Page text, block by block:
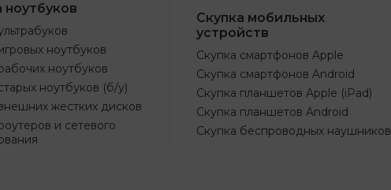
ноутбуков
ноутбуков
ноутбуков
ноутбуков (б/у)
жестких дисков
и сетевого
Скупка мобильных
устройств
Скупка смартфонов Apple
Скупка смартфонов Android
Скупка планшетов Apple (iPad)
Скупка планшетов Android
Скупка беспроводных наушников